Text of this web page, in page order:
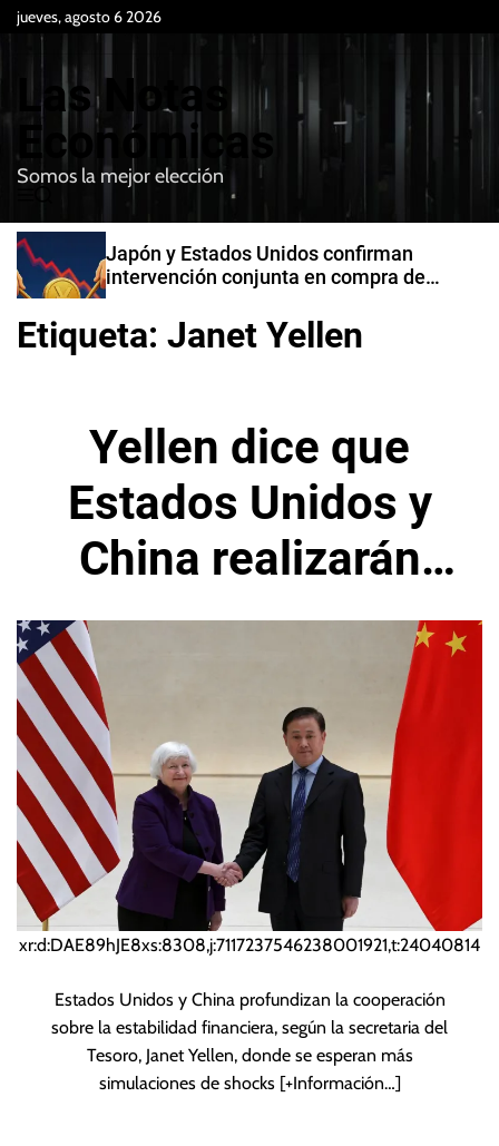
jueves, agosto 6 2026
Las Notas
Económicas
Somos la mejor elección
e
n
u
B
u
c
a
Japón y Estados Unidos confirman
intervención conjunta en compra de
Etiqueta: Janet Yellen
Yellen dice que
Estados Unidos y
China realizarán
ejercicios de shock
xr:d:DAE89hJE8xs:8308,j:7117237546238001921,t:24040814
Estados Unidos y China profundizan la cooperación
sobre la estabilidad financiera, según la secretaria del
Tesoro, Janet Yellen, donde se esperan más
simulaciones de shocks [+Información…]